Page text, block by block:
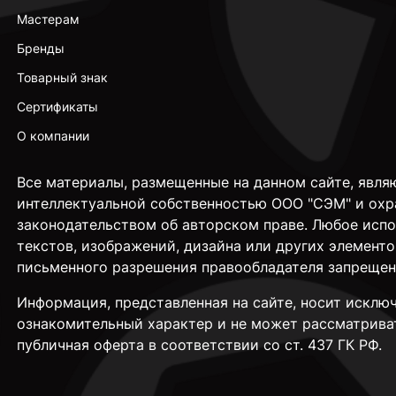
Мастерам
Бренды
Товарный знак
Сертификаты
О компании
Все материалы, размещенные на данном сайте,
интеллектуальной собственностью ООО "СЭМ" и
законодательством об авторском праве. Любое
текстов, изображений, дизайна или других
письменного разрешения правообладателя
Информация, представленная на сайте, носит
ознакомительный характер и не может
публичная оферта в соответствии со ст. 437 ГК РФ.